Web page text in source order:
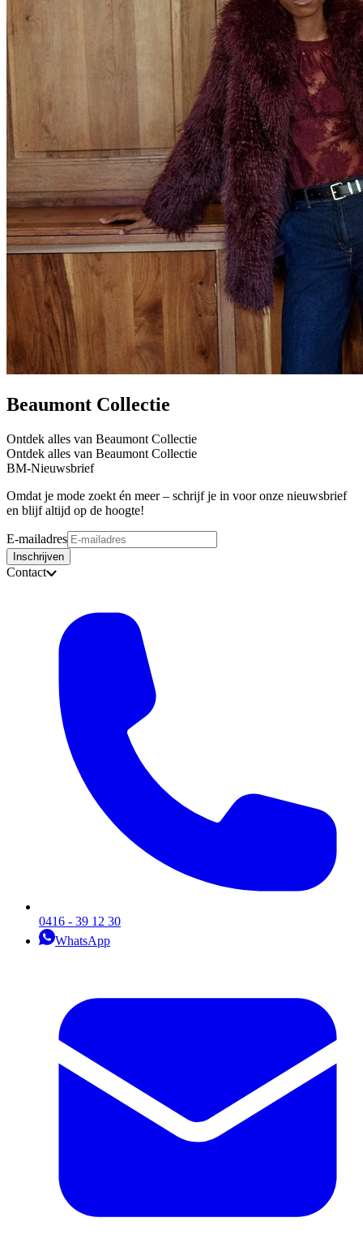
Beaumont Collectie
Ontdek alles van Beaumont Collectie
Ontdek alles van Beaumont Collectie
BM-Nieuwsbrief
Omdat je mode zoekt én meer – schrijf je in voor onze nieuwsbrief
en blijf altijd op de hoogte!
E-mailadres
Inschrijven
Contact
0416 - 39 12 30
WhatsApp